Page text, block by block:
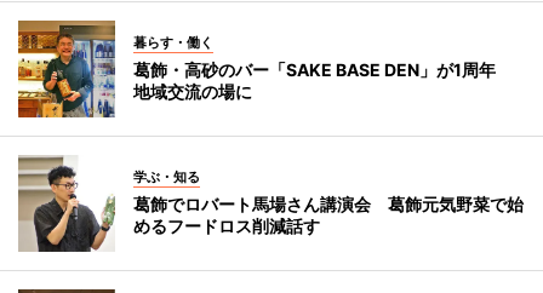
暮らす・働く
葛飾・高砂のバー「SAKE BASE DEN」が1周年
地域交流の場に
学ぶ・知る
葛飾でロバート馬場さん講演会 葛飾元気野菜で始
めるフードロス削減話す